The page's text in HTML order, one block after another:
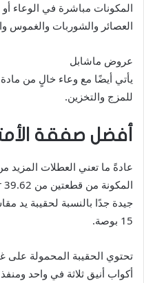
المكونات مباشرة في الوعاء أو
العصائر والشوربات والغموس
عروض ماشابل
للمزج والتخزين.
أفضل صفقة
عادةً ما تعني العطلات المزيد
15 بوصة.
تحتوي الحقيبة المحمولة